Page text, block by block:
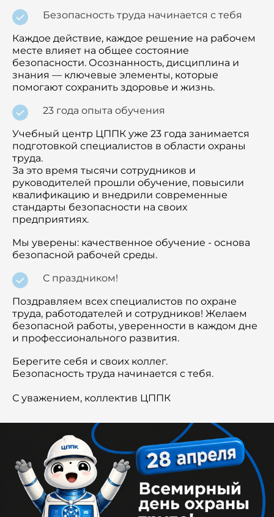
Безопасность труда начинается с тебя
Каждое действие, каждое решение на рабочем
месте влияет на общее состояние
безопасности. Осознанность, дисциплина и
знания — ключевые элементы, которые
помогают сохранить здоровье и жизнь.
23 года опыта обучения
Учебный центр ЦППК уже 23 года занимается
подготовкой специалистов в области охраны
труда.
За это время тысячи сотрудников и
руководителей прошли обучение, повысили
квалификацию и внедрили современные
стандарты безопасности на своих
предприятиях.
Мы уверены: качественное обучение - основа
безопасной рабочей среды.
С праздником!
Поздравляем всех специалистов по охране
труда, работодателей и сотрудников! Желаем
безопасной работы, уверенности в каждом дне
и профессионального развития.
Берегите себя и своих коллег.
Безопасность труда начинается с тебя.
С уважением, коллектив ЦППК